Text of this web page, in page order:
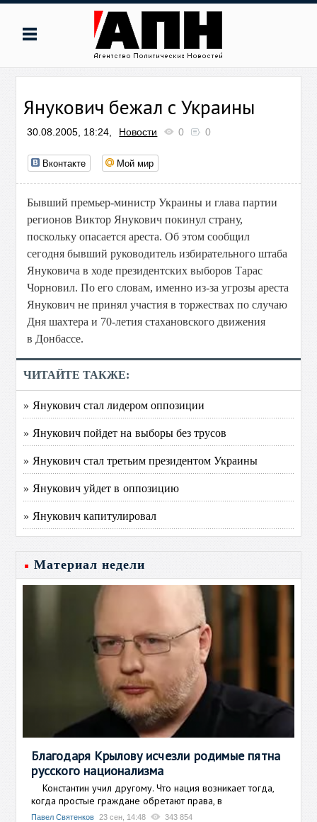
Янукович бежал с Украины
30.08.2005, 18:24, Новости 0 0
Вконтакте Мой мир
Бывший премьер-министр Украины и глава партии
регионов Виктор Янукович покинул страну,
поскольку опасается ареста. Об этом сообщил
сегодня бывший руководитель избирательного штаба
Януковича в ходе президентских выборов Тарас
Чорновил. По его словам, именно из-за угрозы ареста
Янукович не принял участия в торжествах по случаю
Дня шахтера и 70-летия стахановского движения
в Донбассе.
ЧИТАЙТЕ ТАКЖЕ:
» Янукович стал лидером оппозиции
» Янукович пойдет на выборы без трусов
» Янукович стал третьим президентом Украины
» Янукович уйдет в оппозицию
» Янукович капитулировал
Материал недели
Благодаря Крылову исчезли родимые пятна
русского национализма
Константин учил другому. Что нация возникает тогда,
когда простые граждане обретают права, в
Павел Святенков 23 сен, 14:48 343 854